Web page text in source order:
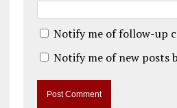
Notify me of follow-up
Notify me of new posts